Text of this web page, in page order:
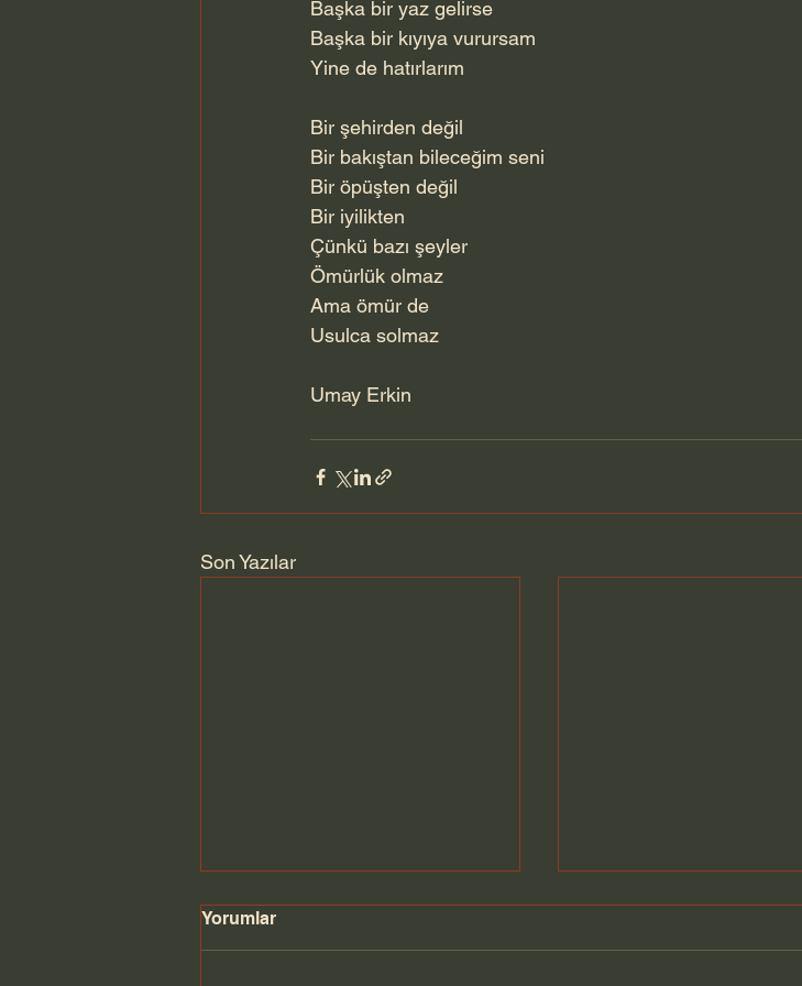
Başka bir yaz gelirse
Başka bir kıyıya vurursam
Yine de hatırlarım
Bir şehirden değil
Bir bakıştan bileceğim seni
Bir öpüşten değil
Bir iyilikten
Çünkü bazı şeyler
Ömürlük olmaz
Ama ömür de
Usulca solmaz
Umay Erkin
Son Yazılar
Yorumlar